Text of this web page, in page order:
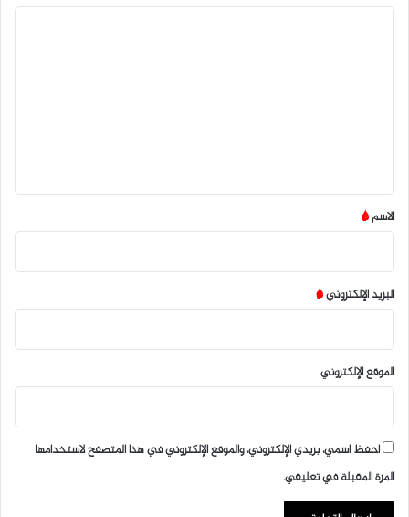
*
الاسم*
البريد الإلكتروني*
الموقع الإلكتروني
احفظ اسمي، بريدي الإلكتروني، والموقع الإلكتروني في هذا المتصفح لاستخدامها
المرة المقبلة في تعليقي.